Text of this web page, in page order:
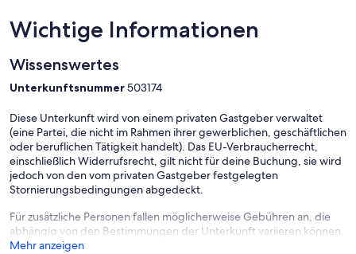
Wichtige Informationen
Wissenswertes
Unterkunftsnummer503174
Diese Unterkunft wird von einem privaten Gastgeber verwaltet
(eine Partei, die nicht im Rahmen ihrer gewerblichen, geschäftlichen
oder beruflichen Tätigkeit handelt). Das EU-Verbraucherrecht,
einschließlich Widerrufsrecht, gilt nicht für deine Buchung, sie wird
jedoch von den vom privaten Gastgeber festgelegten
Stornierungsbedingungen abgedeckt.
Für zusätzliche Personen fallen möglicherweise Gebühren an, die
abhängig von den Bestimmungen der Unterkunft variieren können.
Mehr anzeigen